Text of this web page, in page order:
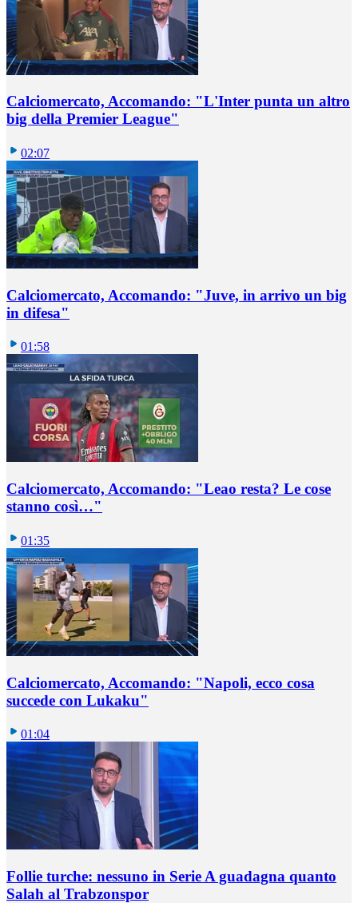
Calciomercato, Accomando: "L'Inter punta un altro
big della Premier League"
02:07
Calciomercato, Accomando: "Juve, in arrivo un big
in difesa"
01:58
Calciomercato, Accomando: "Leao resta? Le cose
stanno così…"
01:35
Calciomercato, Accomando: "Napoli, ecco cosa
succede con Lukaku"
01:04
Follie turche: nessuno in Serie A guadagna quanto
Salah al Trabzonspor